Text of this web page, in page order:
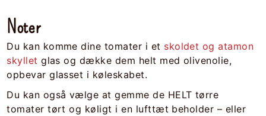
Noter
Du kan komme dine tomater i et skoldet og atamon
skyllet glas og dække dem helt med olivenolie,
opbevar glasset i køleskabet.
Du kan også vælge at gemme de HELT tørre
tomater tørt og køligt i en lufttæt beholder – eller